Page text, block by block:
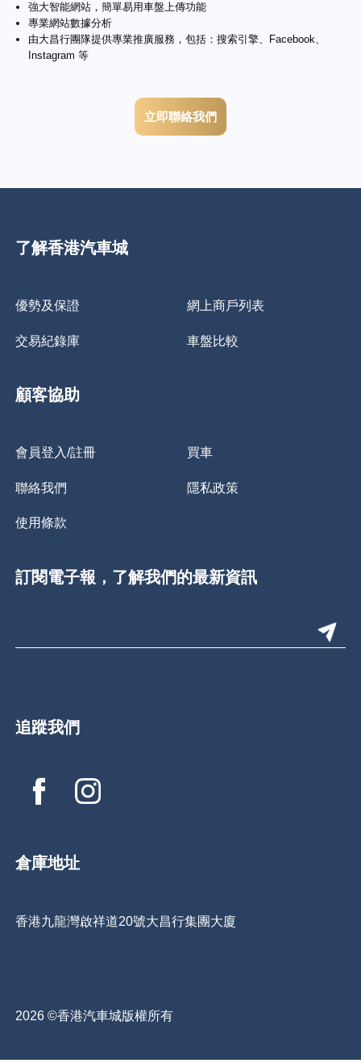
強大智能網站，簡單易用車盤上傳功能
專業網站數據分析
由大昌行團隊提供專業推廣服務，包括：搜索引擎、Facebook、
Instagram 等
立即聯絡我們
了解香港汽車城
優勢及保證 網上商戶列表
交易紀錄庫 車盤比較
顧客協助
會員登入/註冊 買車
聯絡我們 隱私政策
使用條款
訂閱電子報，了解我們的最新資訊
追蹤我們
倉庫地址
香港九龍灣啟祥道20號大昌行集團大廈
2026 ©香港汽車城版權所有